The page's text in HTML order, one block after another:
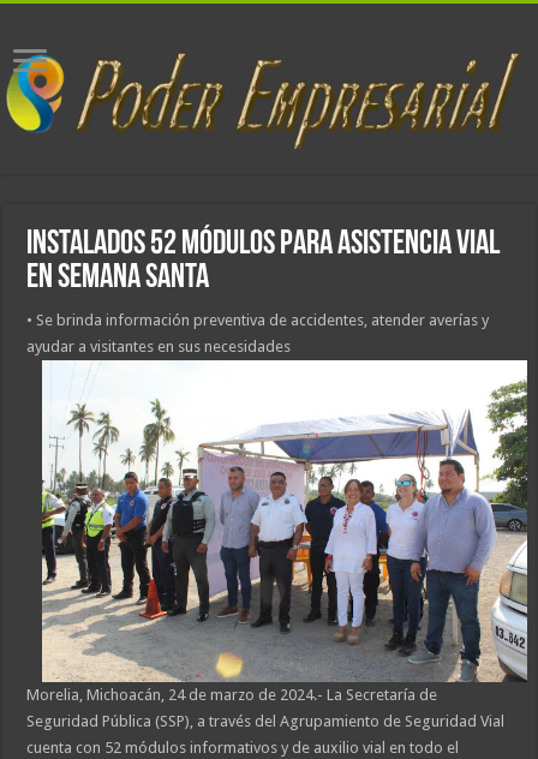
Instalados 52 módulos para asistencia vial
en Semana Santa
• Se brinda información preventiva de accidentes, atender averías y
ayudar a visitantes en sus necesidades
Morelia, Michoacán, 24 de marzo de 2024.- La Secretaría de
Seguridad Pública (SSP), a través del Agrupamiento de Seguridad Vial
cuenta con 52 módulos informativos y de auxilio vial en todo el